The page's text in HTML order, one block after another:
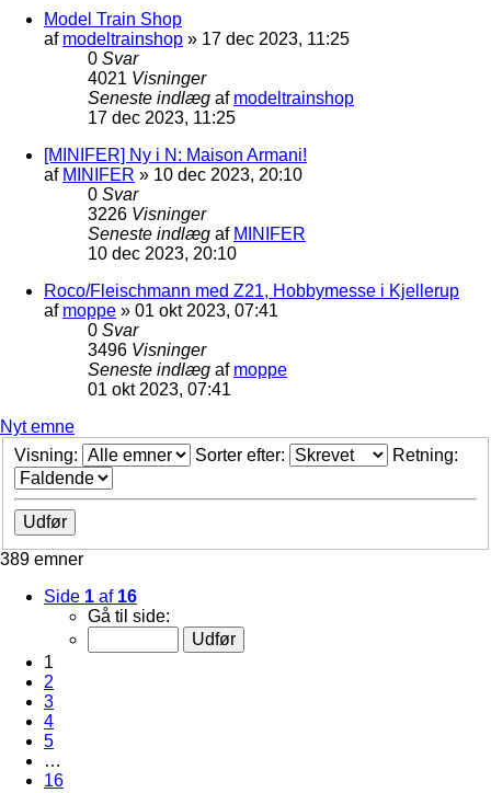
Model Train Shop
af modeltrainshop » 17 dec 2023, 11:25
0 Svar
4021 Visninger
Seneste indlæg af modeltrainshop
17 dec 2023, 11:25
[MINIFER] Ny i N: Maison Armani!
af MINIFER » 10 dec 2023, 20:10
0 Svar
3226 Visninger
Seneste indlæg af MINIFER
10 dec 2023, 20:10
Roco/Fleischmann med Z21, Hobbymesse i Kjellerup
af moppe » 01 okt 2023, 07:41
0 Svar
3496 Visninger
Seneste indlæg af moppe
01 okt 2023, 07:41
Nyt emne
Visning:
Sorter efter: Retning:
389 emner
Side 1 af 16
Gå til side:
1
2
3
4
5
…
16